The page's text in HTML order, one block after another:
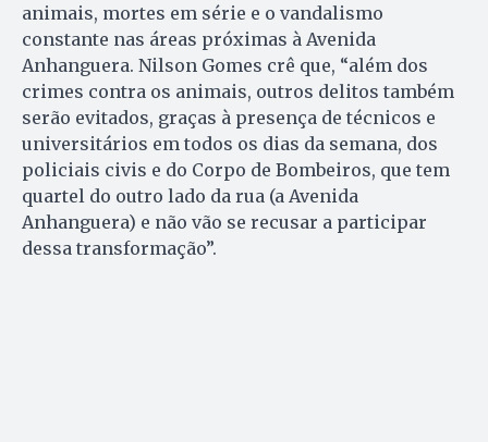
animais, mortes em série e o vandalismo
constante nas áreas próximas à Avenida
Anhanguera. Nilson Gomes crê que, “além dos
crimes contra os animais, outros delitos também
serão evitados, graças à presença de técnicos e
universitários em todos os dias da semana, dos
policiais civis e do Corpo de Bombeiros, que tem
quartel do outro lado da rua (a Avenida
Anhanguera) e não vão se recusar a participar
dessa transformação”.